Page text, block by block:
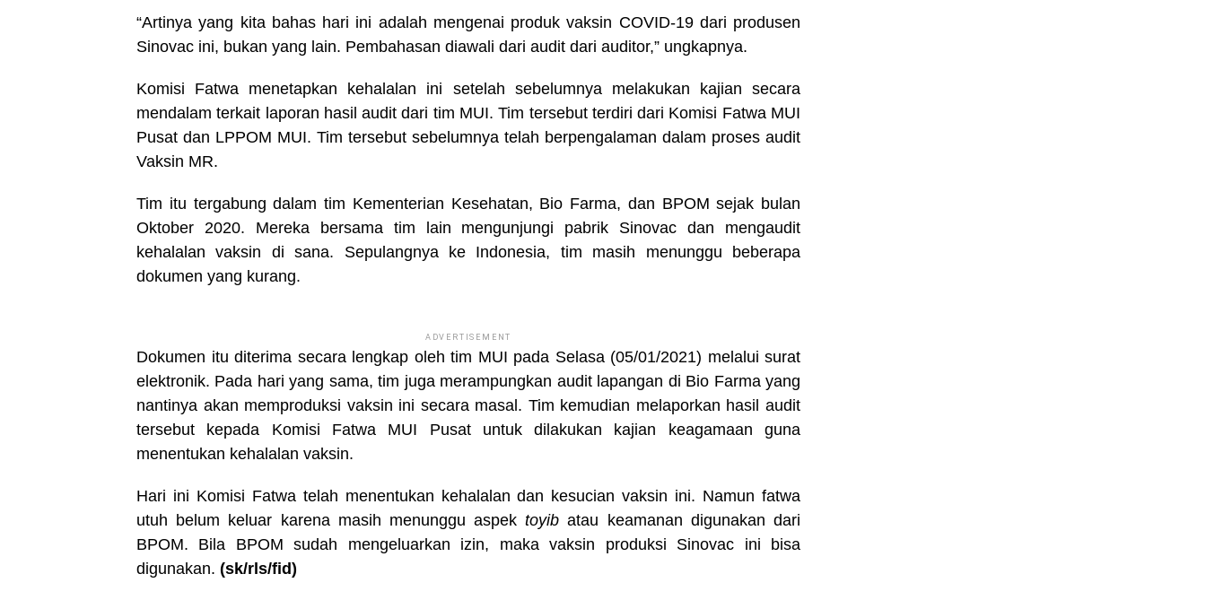
“Artinya yang kita bahas hari ini adalah mengenai produk vaksin COVID-19 dari produsen
Sinovac ini, bukan yang lain. Pembahasan diawali dari audit dari auditor,” ungkapnya.
Komisi Fatwa menetapkan kehalalan ini setelah sebelumnya melakukan kajian secara
mendalam terkait laporan hasil audit dari tim MUI. Tim tersebut terdiri dari Komisi Fatwa MUI
Pusat dan LPPOM MUI. Tim tersebut sebelumnya telah berpengalaman dalam proses audit
Vaksin MR.
Tim itu tergabung dalam tim Kementerian Kesehatan, Bio Farma, dan BPOM sejak bulan
Oktober 2020. Mereka bersama tim lain mengunjungi pabrik Sinovac dan mengaudit
kehalalan vaksin di sana. Sepulangnya ke Indonesia, tim masih menunggu beberapa
dokumen yang kurang.
ADVERTISEMENT
Dokumen itu diterima secara lengkap oleh tim MUI pada Selasa (05/01/2021) melalui surat
elektronik. Pada hari yang sama, tim juga merampungkan audit lapangan di Bio Farma yang
nantinya akan memproduksi vaksin ini secara masal. Tim kemudian melaporkan hasil audit
tersebut kepada Komisi Fatwa MUI Pusat untuk dilakukan kajian keagamaan guna
menentukan kehalalan vaksin.
Hari ini Komisi Fatwa telah menentukan kehalalan dan kesucian vaksin ini. Namun fatwa
utuh belum keluar karena masih menunggu aspek toyib atau keamanan digunakan dari
BPOM. Bila BPOM sudah mengeluarkan izin, maka vaksin produksi Sinovac ini bisa
digunakan. (sk/rls/fid)